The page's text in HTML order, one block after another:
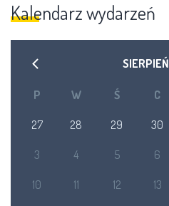
Kalendarz wydarzeń
SIERPIEŃ
P W Ś C
27 28 29 30
3 4 5 6
10 11 12 13